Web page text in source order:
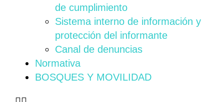
de cumplimiento
Sistema interno de información y
protección del informante
Canal de denuncias
Normativa
BOSQUES Y MOVILIDAD